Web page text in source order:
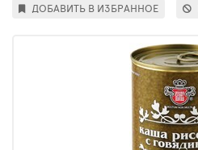
ДОБАВИТЬ В ИЗБРАННОЕ